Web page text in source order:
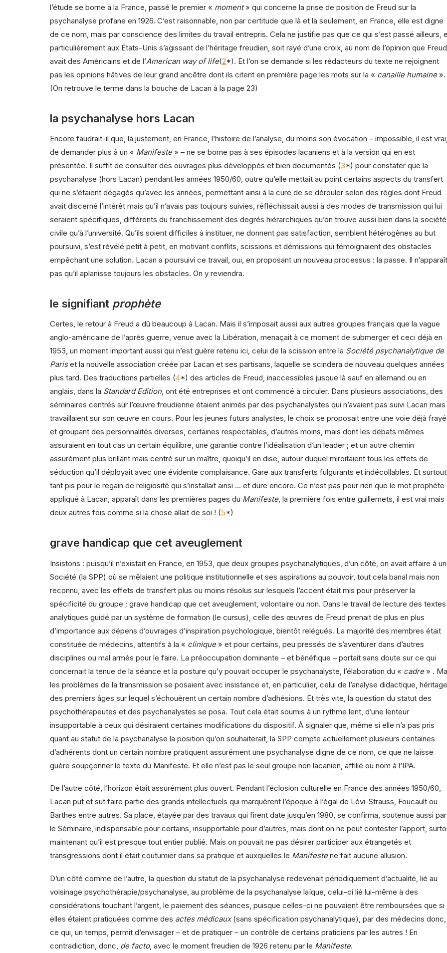
l’étude se borne à la France, passé le premier « moment» qui concerne la prise de position de Freud sur la
psychanalyse profane en 1926. C’est raisonnable, non par certitude que là et là seulement, en France, elle est digne
de ce nom, mais par conscience des limites du travail entrepris. Cela ne justifie pas que ce qui s’est passé ailleurs,
particulièrement aux États-Unis s’agissant de l’héritage freudien, soit rayé d’une croix, au nom de l’opinion que Freud
avait des Américains et de l’American way of life(2*). Et l’on se demande si les rédacteurs du texte ne rejoignent
pas les opinions hâtives de leur grand ancêtre dont ils citent en première page les mots sur la « canaille humaine».
(On retrouve le terme dans la bouche de Lacan à la page 23)
la psychanalyse hors Lacan
Encore faudrait-il que, là justement, en France, l’histoire de l’analyse, du moins son évocation – impossible, il est
de demander plus à un « Manifeste» – ne se borne pas à ses épisodes lacaniens et à la version qui en est
présentée. Il suffit de consulter des ouvrages plus développés et bien documentés (3*) pour constater que la
psychanalyse (hors Lacan) pendant les années 1950/60, outre qu’elle mettait au point certains aspects du transfert
qui ne s’étaient dégagés qu’avec les années, permettant ainsi à la cure de se dérouler selon des règles dont Freud
avait discerné l’intérêt mais qu’il n’avais pas toujours suivies, réfléchissait aussi à des modes de transmission qui lui
seraient spécifiques, différents du franchissement des degrés hiérarchiques qu’on trouve aussi bien dans la société
civile qu’à l’université. Qu’ils soient difficiles à instituer, ne donnent pas satisfaction, semblent hétérogènes au but
poursuivi, s’est révélé petit à petit, en motivant conflits, scissions et démissions qui témoignaient des obstacles
empêchant une solution. Lacan a poursuivi ce travail, oui, en proposant un nouveau processus : la passe. Il n’apparaît
pas qu’il aplanisse toujours les obstacles. On y reviendra.
le signifiant prophète
Certes, le retour à Freud a dû beaucoup à Lacan. Mais il s’imposait aussi aux autres groupes français que la vague
anglo-américaine de l’après guerre, venue avec la Libération, menaçait à ce moment de submerger et ceci déjà en
1953, un moment important aussi qui n’est guère retenu ici, celui de la scission entre la Société psychanalytique de
Pariset la nouvelle association créée par Lacan et ses partisans, laquelle se scindera de nouveau quelques années
plus tard. Des traductions partielles (4*) des articles de Freud, inaccessibles jusque là sauf en allemand ou en
anglais, dans la Standard Edition, ont été entreprises et ont commencé à circuler. Dans plusieurs associations, des
séminaires centrés sur l’œuvre freudienne étaient animés par des psychanalystes qui n’avaient pas suivi Lacan mais
travaillaient sur son œuvre en cours. Pour les jeunes futurs analystes, le choix se proposait entre une voie déjà
et groupant des personnalités diverses, certaines respectables, d’autres moins, mais dont les débats mêmes
assuraient en tout cas un certain équilibre, une garantie contre l’idéalisation d’un leader ; et un autre chemin
assurément plus brillant mais centré sur un maître, quoiqu’il en dise, autour duquel miroitaient tous les effets de
séduction qu’il déployait avec une évidente complaisance. Gare aux transferts fulgurants et indécollables. Et
tant pis pour le regain de religiosité qui s’installait ainsi … et dure encore. Ce n’est pas pour rien que le mot prophète
appliqué à Lacan, apparaît dans les premières pages du Manifeste, la première fois entre guillemets, il est vrai mais
deux autres fois comme si la chose allait de soi ! (5*)
grave handicap que cet aveuglement
Insistons : puisqu’il n’existait en France, en 1953, que deux groupes psychanalytiques, d’un côté, on avait affaire à
Société (la SPP) où se mêlaient une politique institutionnelle et ses aspirations au pouvoir, tout cela banal mais non
reconnu, avec les effets de transfert plus ou moins résolus sur lesquels l’accent était mis pour préserver la
spécificité du groupe ; grave handicap que cet aveuglement, volontaire ou non. Dans le travail de lecture des textes
analytiques guidé par un système de formation (le cursus), celle des œuvres de Freud prenait de plus en plus
d’importance aux dépens d’ouvrages d’inspiration psychologique, bientôt relégués. La majorité des membres était
constituée de médecins, attentifs à la « clinique» et pour certains, peu pressés de s’aventurer dans d’autres
disciplines ou mal armés pour le faire. La préoccupation dominante – et bénéfique – portait sans doute sur ce qui
concernait la tenue de la séance et la posture qu’y pouvait occuper le psychanalyste, l’élaboration du « cadre» .
les problèmes de la transmission se posaient avec insistance et, en particulier, celui de l’analyse didactique, héritage
des premiers âges sur lequel s’échouèrent un certain nombre d’adhésions. Et très vite, la question du statut des
psychothérapeutes et des psychanalystes se posa. Tout cela était soumis à un rythme lent, d’une lenteur
insupportable à ceux qui désiraient certaines modifications du dispositif. À signaler que, même si elle n’a pas pris
quant au statut de la psychanalyse la position qu’on souhaiterait, la SPP compte actuellement plusieurs centaines
d’adhérents dont un certain nombre pratiquent assurément une psychanalyse digne de ce nom, ce que ne laisse
guère soupçonner le texte du Manifeste. Et elle n’est pas le seul groupe non lacanien, affilié ou nom à l‘IPA.
De l’autre côté, l’horizon était assurément plus ouvert. Pendant l’éclosion culturelle en France des années 1950/60,
Lacan put et sut faire partie des grands intellectuels qui marquèrent l’époque à l’égal de Lévi-Strauss, Foucault ou
Barthes entre autres. Sa place, étayée par des travaux qui firent date jusqu’en 1980, se confirma, soutenue aussi par
le Séminaire, indispensable pour certains, insupportable pour d’autres, mais dont on ne peut contester l’apport,
maintenant qu’il est presque tout entier publié. Mais on pouvait ne pas désirer participer aux étrangetés et
transgressions dont il était coutumier dans sa pratique et auxquelles le Manifestene fait aucune allusion.
D’un côté comme de l’autre, la question du statut de la psychanalyse redevenait périodiquement d’actualité, lié au
voisinage psychothérapie/psychanalyse, au problème de la psychanalyse laïque, celui-ci lié lui-même à des
considérations touchant l’argent, le paiement des séances, puisque celles-ci ne pouvaient être remboursées que si
elles étaient pratiquées comme des actes médicaux(sans spécification psychanalytique), par des médecins donc,
ce qui, un temps, permit d’envisager – et de pratiquer – un contrôle de certains praticiens par les autres ! En
contradiction, donc, de facto, avec le moment freudien de 1926 retenu par le Manifeste.